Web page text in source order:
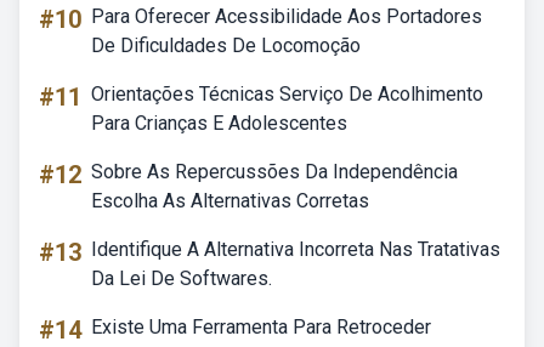
#10 Para Oferecer Acessibilidade Aos Portadores
De Dificuldades De Locomoção
#11 Orientações Técnicas Serviço De Acolhimento
Para Crianças E Adolescentes
#12 Sobre As Repercussões Da Independência
Escolha As Alternativas Corretas
#13 Identifique A Alternativa Incorreta Nas Tratativas
Da Lei De Softwares.
#14 Existe Uma Ferramenta Para Retroceder